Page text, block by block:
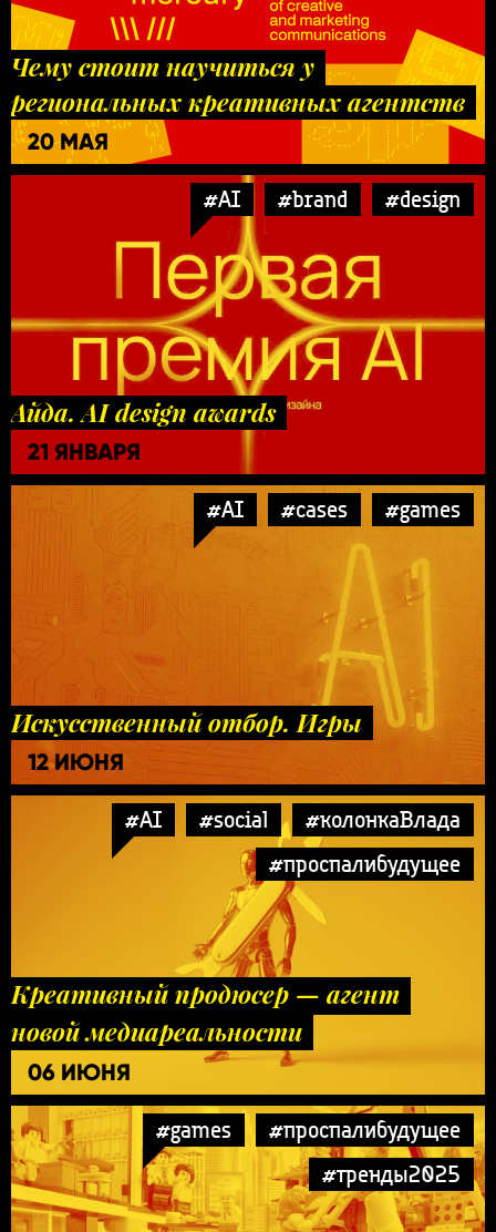
Чему стоит научиться у
региональных креативных агентств
20 МАЯ
#AI #brand #design
Айда. AI design awards
21 ЯНВАРЯ
#AI #cases #games
Искусственный отбор. Игры
12 ИЮНЯ
#AI #social
#колонкаВлада
#проспалибудущее
Креативный продюсер — агент
новой медиареальности
06 ИЮНЯ
#games
#проспалибудущее
#тренды2025